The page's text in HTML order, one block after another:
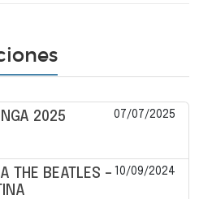
2025 07/07/2025
THE BEATLES –
10/09/2024